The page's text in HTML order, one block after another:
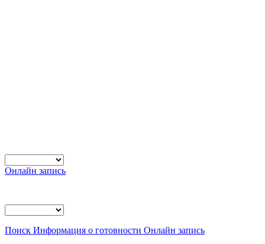
Онлайн запись
Поиск Информация о готовности Онлайн запись